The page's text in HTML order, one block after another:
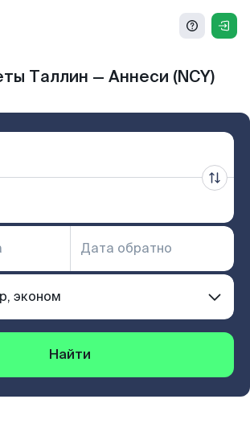
Таллин — Аннеси (NCY)
Найти